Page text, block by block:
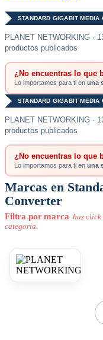
STANDARD GIGABIT MEDIA
PLANET NETWORKING ·
productos publicados
¿No encuentras lo que
Lo importamos para ti en una
STANDARD GIGABIT MEDIA
PLANET NETWORKING ·
productos publicados
¿No encuentras lo que
Lo importamos para ti en una
Marcas en
Converter
Filtra por marca haz click
categoria.